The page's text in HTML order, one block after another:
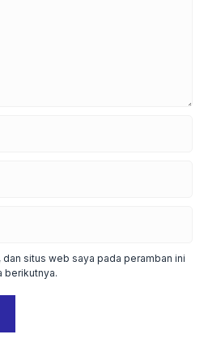
dan situs web saya pada peramban ini
berikutnya.